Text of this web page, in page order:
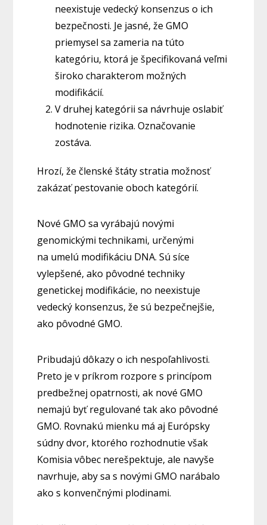
neexistuje vedecký konsenzus o ich
bezpečnosti. Je jasné, že GMO
priemysel sa zameria na túto
kategóriu, ktorá je špecifikovaná veľmi
široko charakterom možných
modifikácií.
V druhej kategórii sa návrhuje oslabiť
hodnotenie rizika. Označovanie
zostáva.
Hrozí, že členské štáty stratia možnosť
zakázať pestovanie oboch kategórií.
Nové GMO sa vyrábajú novými
genomickými technikami, určenými
na umelú modifikáciu DNA. Sú síce
vylepšené, ako pôvodné techniky
genetickej modifikácie, no neexistuje
vedecký konsenzus, že sú bezpečnejšie,
ako pôvodné GMO.
Pribudajú dôkazy o ich nespoľahlivosti.
Preto je v príkrom rozpore s princípom
predbežnej opatrnosti, ak nové GMO
nemajú byť regulované tak ako pôvodné
GMO. Rovnakú mienku má aj Európsky
súdny dvor, ktorého rozhodnutie však
Komisia vôbec nerešpektuje, ale navyše
navrhuje, aby sa s novými GMO narábalo
ako s konvenčnými plodinami.